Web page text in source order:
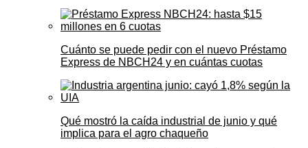
Cuánto se puede pedir con el nuevo Préstamo
Express de NBCH24 y en cuántas cuotas
Qué mostró la caída industrial de junio y qué
implica para el agro chaqueño